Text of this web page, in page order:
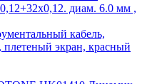
кабель,
экран, красный